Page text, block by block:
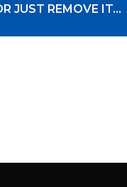
JUST REMOVE IT…